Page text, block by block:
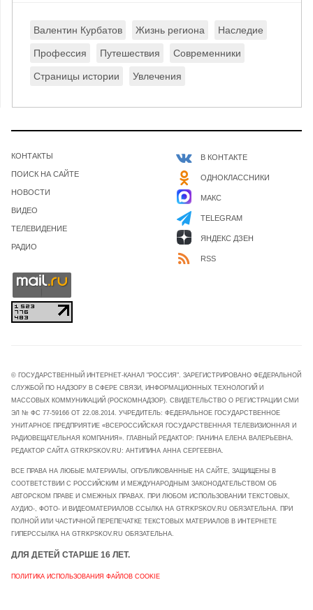
Валентин Курбатов Жизнь региона Наследие
Профессия Путешествия Современники
Страницы истории Увлечения
КОНТАКТЫ
ПОИСК НА САЙТЕ
НОВОСТИ
ВИДЕО
ТЕЛЕВИДЕНИЕ
РАДИО
В КОНТАКТЕ
ОДНОКЛАССНИКИ
МАКС
TELEGRAM
ЯНДЕКС ДЗЕН
RSS
© ГОСУДАРСТВЕННЫЙ ИНТЕРНЕТ-КАНАЛ "РОССИЯ". ЗАРЕГИСТРИРОВАНО ФЕДЕРАЛЬНОЙ
СЛУЖБОЙ ПО НАДЗОРУ В СФЕРЕ СВЯЗИ, ИНФОРМАЦИОННЫХ ТЕХНОЛОГИЙ И
МАССОВЫХ КОММУНИКАЦИЙ (РОСКОМНАДЗОР). СВИДЕТЕЛЬСТВО О РЕГИСТРАЦИИ СМИ
ЭЛ № ФС 77-59166 ОТ 22.08.2014. УЧРЕДИТЕЛЬ: ФЕДЕРАЛЬНОЕ ГОСУДАРСТВЕННОЕ
УНИТАРНОЕ ПРЕДПРИЯТИЕ «ВСЕРОССИЙСКАЯ ГОСУДАРСТВЕННАЯ ТЕЛЕВИЗИОННАЯ И
РАДИОВЕЩАТЕЛЬНАЯ КОМПАНИЯ». ГЛАВНЫЙ РЕДАКТОР: ПАНИНА ЕЛЕНА ВАЛЕРЬЕВНА.
РЕДАКТОР САЙТА GTRKPSKOV.RU: АНТИПИНА АННА СЕРГЕЕВНА.
ВСЕ ПРАВА НА ЛЮБЫЕ МАТЕРИАЛЫ, ОПУБЛИКОВАННЫЕ НА САЙТЕ, ЗАЩИЩЕНЫ В
СООТВЕТСТВИИ С РОССИЙСКИМ И МЕЖДУНАРОДНЫМ ЗАКОНОДАТЕЛЬСТВОМ ОБ
АВТОРСКОМ ПРАВЕ И СМЕЖНЫХ ПРАВАХ. ПРИ ЛЮБОМ ИСПОЛЬЗОВАНИИ ТЕКСТОВЫХ,
АУДИО-, ФОТО- И ВИДЕОМАТЕРИАЛОВ ССЫЛКА НА GTRKPSKOV.RU ОБЯЗАТЕЛЬНА. ПРИ
ПОЛНОЙ ИЛИ ЧАСТИЧНОЙ ПЕРЕПЕЧАТКЕ ТЕКСТОВЫХ МАТЕРИАЛОВ В ИНТЕРНЕТЕ
ГИПЕРССЫЛКА НА GTRKPSKOV.RU ОБЯЗАТЕЛЬНА.
ДЛЯ ДЕТЕЙ СТАРШЕ 16 ЛЕТ.
ПОЛИТИКА ИСПОЛЬЗОВАНИЯ ФАЙЛОВ COOKIE